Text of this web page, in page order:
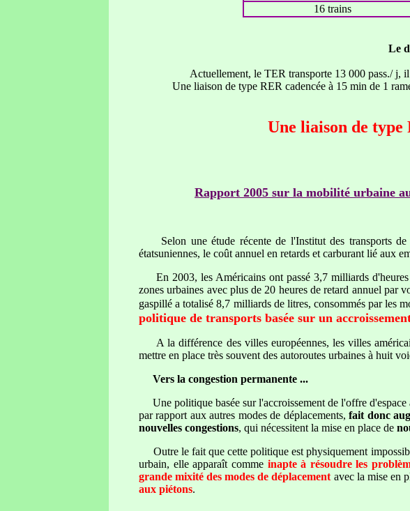
16 trains
Le
Actuellement, le TER transporte 13 000 pass./ j,
Une liaison de type RER cadencée à 15 min de 1
Une liaison de type
Rapport 2005 sur la mobilité urbaine
Selon une étude récente de l'Institut des transports de
étatsuniennes, le coût annuel en retards et carburant lié aux
En 2003, les Américains ont passé 3,7 milliards
zones urbaines avec plus de 20 heures de retard annuel par
gaspillé a totalisé 8,7 milliards de litres, consommés par les
politique de transports basée sur un
A la différence des villes européennes, les villes
mettre en place très souvent des autoroutes urbaines à huit
Vers la congestion permanente ...
Une politique basée sur l'accroissement de l'offre d'espace
par rapport aux autres modes de déplacements,fait donc
nouvelles congestions, qui nécessitent la mise en place de
Outre le fait que cette politique est physiquement
urbain, elle apparaît commeinapte à résoudre les
grande mixité des modes de déplacement avec la mise en
aux piétons.